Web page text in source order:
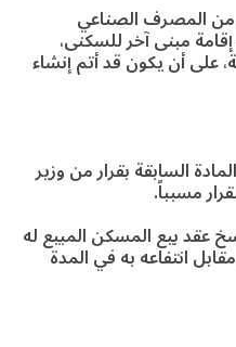
من المصرف الصناعي
مبنى آخر للسكنى،
على أن يكون قد أتم إنشاء
السابقة بقرار من وزير
مسبباً.
عقد بيع المسكن المبيع له
انتفاعه به في المدة